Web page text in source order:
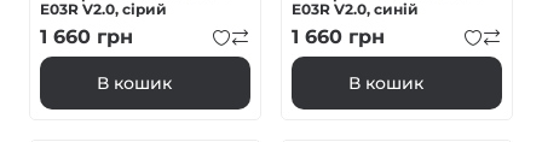
E03R V2.0, сірий
1 660 грн
В кошик
E03R V2.0, синій
1 660 грн
В кошик